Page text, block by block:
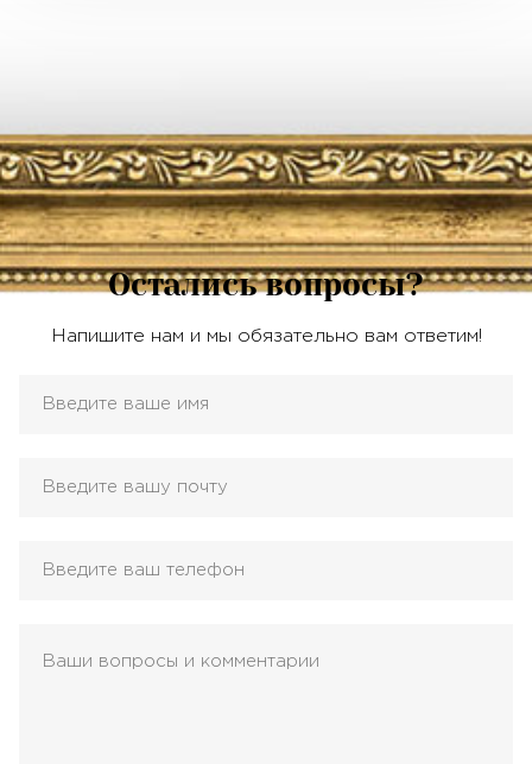
Остались вопросы?
Напишите нам и мы обязательно вам ответим!